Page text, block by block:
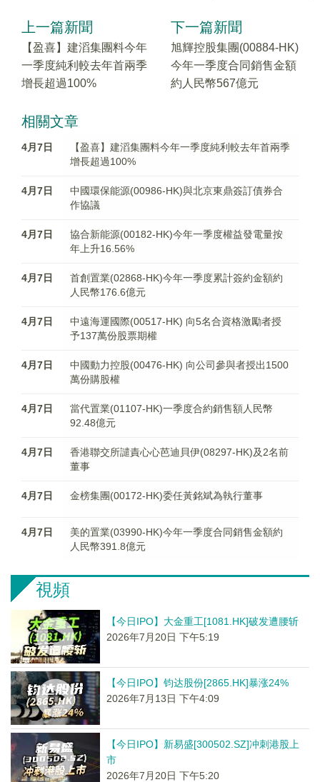
上一篇新聞
【盈喜】建滔集團料今年
一季度純利較去年首兩季
增長超過100%
下一篇新聞
旭輝控股集團(00884-HK)
今年一季度合同銷售金額
約人民幣567億元
相關文章
4月7日
【盈喜】建滔集團料今年一季度純利較去年首兩季
增長超過100%
4月7日
中國環保能源(00986-HK)與北京東鼎簽訂債券合
作協議
4月7日
協合新能源(00182-HK)今年一季度權益發電量按
年上升16.56%
4月7日
首創置業(02868-HK)今年一季度累計簽約金額約
人民幣176.6億元
4月7日
中遠海運國際(00517-HK) 向5名合資格激勵者授
予137萬份股票期權
4月7日
中國動力控股(00476-HK) 向公司參與者授出1500
萬份購股權
4月7日
當代置業(01107-HK)一季度合約銷售額人民幣
92.48億元
4月7日
香港聯交所譴責心心芭迪貝伊(08297-HK)及2名前
董事
4月7日 金榜集團(00172-HK)委任黃銘斌為執行董事
4月7日
美的置業(03990-HK)今年一季度合同銷售金額約
人民幣391.8億元
視頻
【今日IPO】大金重工[1081.HK]破发遭腰斩
2026年7月20日 下午5:19
【今日IPO】钧达股份[2865.HK]暴涨24%
2026年7月13日 下午4:09
【今日IPO】新易盛[300502.SZ]冲刺港股上
市
2026年7月20日 下午5:20